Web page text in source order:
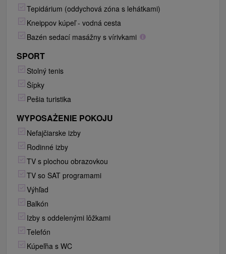
Tepidárium (oddychová zóna s lehátkami)
Kneippov kúpeľ - vodná cesta
Bazén sedací masážny s vírivkami
SPORT
Stolný tenis
Šípky
Pešia turistika
WYPOSAŻENIE POKOJU
Nefajčiarske izby
Rodinné izby
TV s plochou obrazovkou
TV so SAT programami
Výhľad
Balkón
Izby s oddelenými lôžkami
Telefón
Kúpeľňa s WC